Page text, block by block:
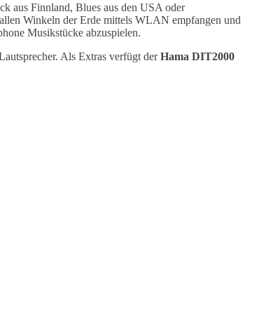
aus Finnland, Blues aus den USA oder
Winkeln der Erde mittels WLAN empfangen und
Musikstücke abzuspielen.
Als Extras verfügt derHama DIT2000